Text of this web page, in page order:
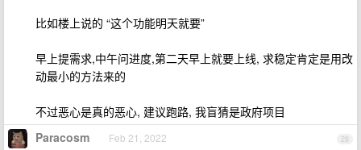
比如楼上说的 “这个功能明天就要”
早上提需求,中午问进度,第二天早上就要上线, 求稳定肯定是用改
动最小的方法来的
不过恶心是真的恶心, 建议跑路, 我盲猜是政府项目
28
Paracosm Feb 21, 2022